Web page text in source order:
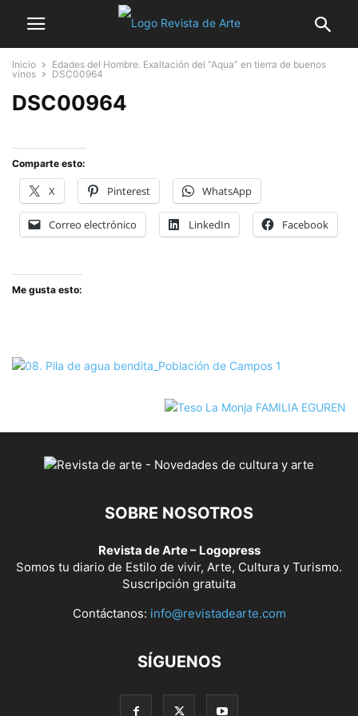
Inicio
Edades del Hombre. Exaltación del “Aqua” en tierra de buenos
vinos
DSC00964
DSC00964
Comparte esto:
X Pinterest WhatsApp
Correo electrónico LinkedIn Facebook
Me gusta esto:
SOBRE NOSOTROS
Revista de Arte – Logopress
Somos tu diario de Estilo de vivir, Arte, Cultura y Turismo.
Suscripción gratuita
Contáctanos: info@revistadearte.com
SÍGUENOS